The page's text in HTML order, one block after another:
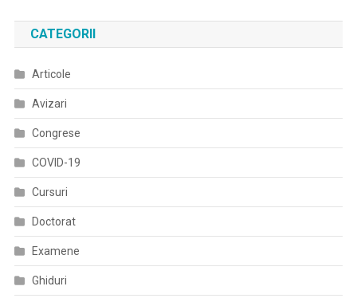
CATEGORII
Articole
Avizari
Congrese
COVID-19
Cursuri
Doctorat
Examene
Ghiduri